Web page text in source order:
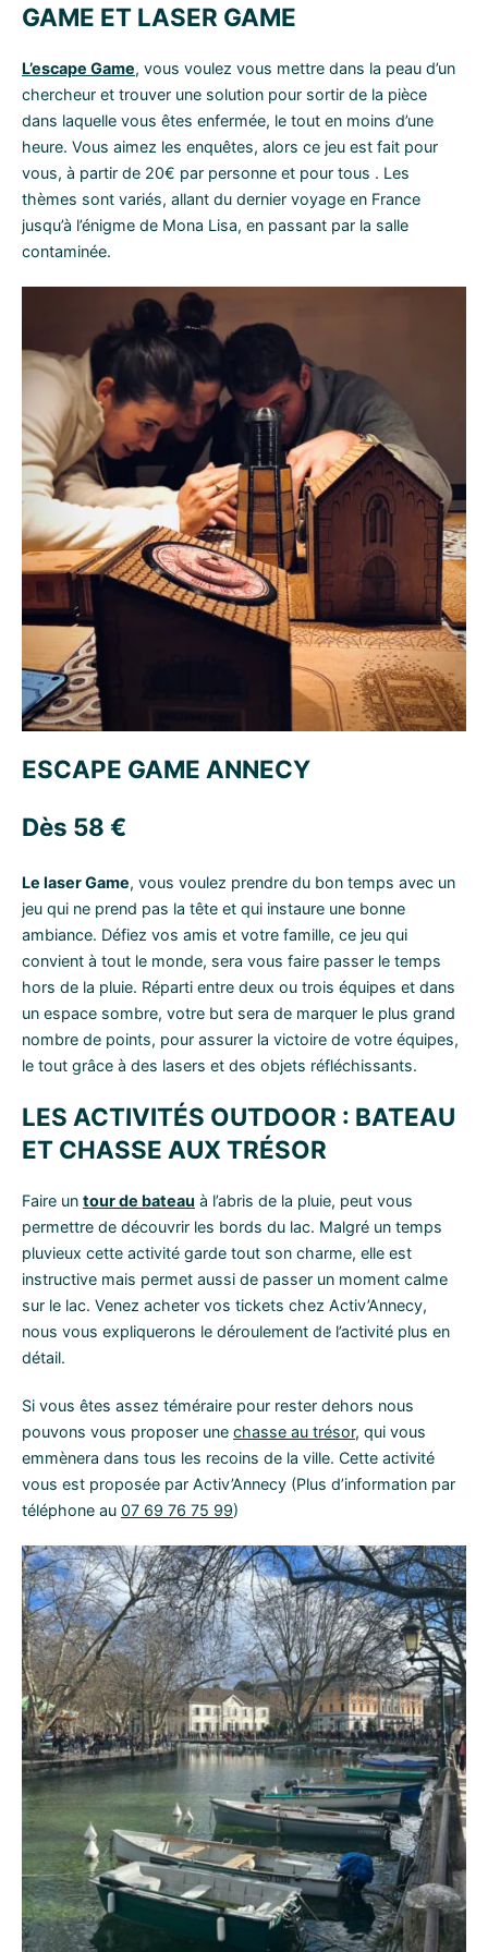
GAME ET LASER GAME
L’escape Game, vous voulez vous mettre dans la peau d’un
chercheur et trouver une solution pour sortir de la pièce
dans laquelle vous êtes enfermée, le tout en moins d’une
heure. Vous aimez les enquêtes, alors ce jeu est fait pour
vous, à partir de 20€ par personne et pour tous . Les
thèmes sont variés, allant du dernier voyage en France
jusqu’à l’énigme de Mona Lisa, en passant par la salle
contaminée.
ESCAPE GAME ANNECY
Dès 58 €
Le laser Game, vous voulez prendre du bon temps avec un
jeu qui ne prend pas la tête et qui instaure une bonne
ambiance. Défiez vos amis et votre famille, ce jeu qui
convient à tout le monde, sera vous faire passer le temps
hors de la pluie. Réparti entre deux ou trois équipes et dans
un espace sombre, votre but sera de marquer le plus grand
nombre de points, pour assurer la victoire de votre équipes,
le tout grâce à des lasers et des objets réfléchissants.
LES ACTIVITÉS OUTDOOR : BATEAU
ET CHASSE AUX TRÉSOR
Faire un tour de bateau à l’abris de la pluie, peut vous
permettre de découvrir les bords du lac. Malgré un temps
pluvieux cette activité garde tout son charme, elle est
instructive mais permet aussi de passer un moment calme
sur le lac. Venez acheter vos tickets chez Activ’Annecy,
nous vous expliquerons le déroulement de l’activité plus en
détail.
Si vous êtes assez téméraire pour rester dehors nous
pouvons vous proposer une chasse au trésor, qui vous
emmènera dans tous les recoins de la ville. Cette activité
vous est proposée par Activ’Annecy (Plus d’information par
téléphone au 07 69 76 75 99)